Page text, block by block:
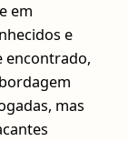
em
e
encontrado,
mas